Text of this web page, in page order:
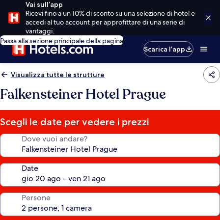
Vai sull’app
Ricevi fino a un 10% di sconto su una selezione di hotel e
accedi al tuo account per approfittare di una serie di
vantaggi.
Passa alla sezione principale della pagina
Scarica l’app
Visualizza tutte le strutture
Falkensteiner Hotel Prague
Scegli le date per vedere i prezzi
Dove vuoi andare?
Date
Persone